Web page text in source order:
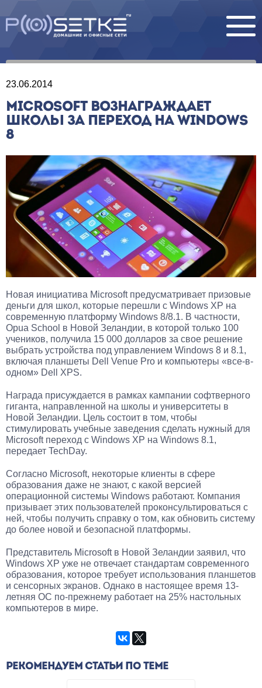
23.06.2014
MICROSOFT ВОЗНАГРАЖДАЕТ
ШКОЛЫ ЗА ПЕРЕХОД НА WINDOWS
8
Новая инициатива Microsoft предусматривает призовые
деньги для школ, которые перешли с Windows XP на
современную платформу Windows 8/8.1. В частности,
Opua School в Новой Зеландии, в которой только 100
учеников, получила 15 000 долларов за свое решение
выбрать устройства под управлением Windows 8 и 8.1,
включая планшеты Dell Venue Pro и компьютеры «все-в-
одном» Dell XPS.
Награда присуждается в рамках кампании софтверного
гиганта, направленной на школы и университеты в
Новой Зеландии. Цель состоит в том, чтобы
стимулировать учебные заведения сделать нужный для
Microsoft переход с Windows XP на Windows 8.1,
передает TechDay.
Согласно Microsoft, некоторые клиенты в сфере
образования даже не знают, с какой версией
операционной системы Windows работают. Компания
призывает этих пользователей проконсультироваться с
ней, чтобы получить справку о том, как обновить систему
до более новой и безопасной платформы.
Представитель Microsoft в Новой Зеландии заявил, что
Windows XP уже не отвечает стандартам современного
образования, которое требует использования планшетов
и сенсорных экранов. Однако в настоящее время 13-
летняя ОС по-прежнему работает на 25% настольных
компьютеров в мире.
РЕКОМЕНДУЕМ СТАТЬИ ПО ТЕМЕ